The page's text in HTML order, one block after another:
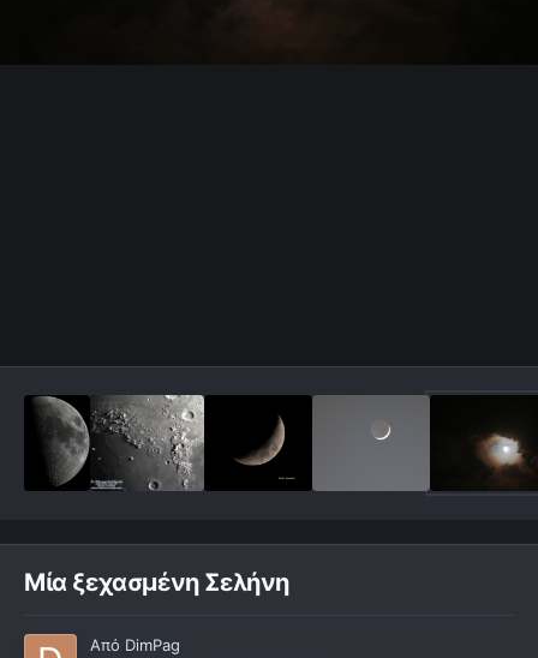
Μία ξεχασμένη Σελήνη
Από DimPag